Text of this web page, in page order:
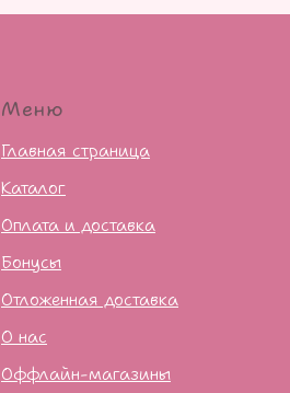
Меню
Главная страница
Каталог
Оплата и доставка
Бонусы
Отложенная доставка
О нас
Оффлайн-магазины